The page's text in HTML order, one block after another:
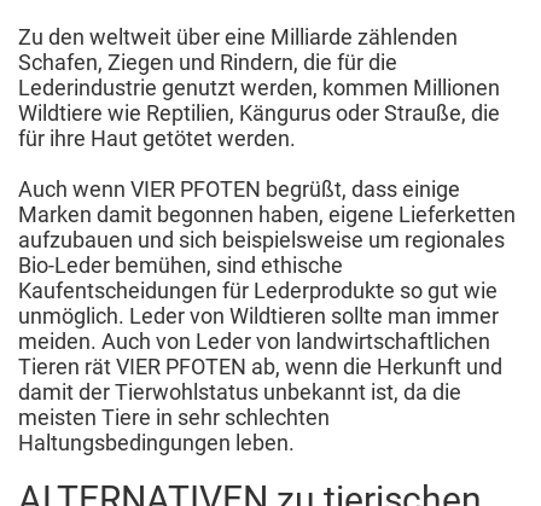
Zu den weltweit über eine Milliarde zählenden
Schafen, Ziegen und Rindern, die für die
Lederindustrie genutzt werden, kommen Millionen
Wildtiere wie Reptilien, Kängurus oder Strauße, die
für ihre Haut getötet werden.
Auch wenn VIER PFOTEN begrüßt, dass einige
Marken damit begonnen haben, eigene Lieferketten
aufzubauen und sich beispielsweise um regionales
Bio-Leder bemühen, sind ethische
Kaufentscheidungen für Lederprodukte so gut wie
unmöglich. Leder von Wildtieren sollte man immer
meiden. Auch von Leder von landwirtschaftlichen
Tieren rät VIER PFOTEN ab, wenn die Herkunft und
damit der Tierwohlstatus unbekannt ist, da die
meisten Tiere in sehr schlechten
Haltungsbedingungen leben.